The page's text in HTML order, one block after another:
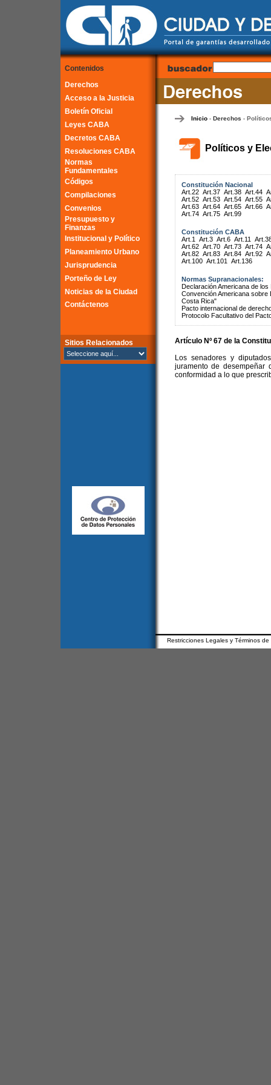
Contenidos
Derechos
Acceso a la Justicia
Boletín Oficial
Leyes CABA
Decretos CABA
Resoluciones CABA
Normas
Fundamentales
Códigos
Compilaciones
Convenios
Presupuesto y
Finanzas
Institucional y Político
Planeamiento Urbano
Jurisprudencia
Porteño de Ley
Noticias de la Ciudad
Contáctenos
Sitios Relacionados
Inicio- Derechos -
Políticos y
Constitución Nacional
Art.22 Art.37 Art.38 Art.44
Art.52 Art.53 Art.54 Art.55
Art.63 Art.64 Art.65 Art.66
Art.74 Art.75 Art.99
Constitución CABA
Art.1
Art.3 Art.6 Art.11
Art.62 Art.70 Art.73 Art.74
Art.82 Art.83 Art.84 Art.92
Art.100 Art.101 Art.136
Normas Supranacionales:
Declaración Americana de
Convención Americana
Costa Rica"
Pacto internacional de
Protocolo Facultativo del
Artículo Nº 67 de la
Los senadores y
juramento de
conformidad a lo que
Restricciones Legales y Términos de